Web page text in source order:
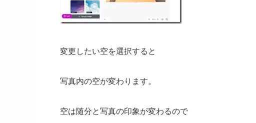
変更したい空を選択すると
写真内の空が変わります。
空は随分と写真の印象が変わるので